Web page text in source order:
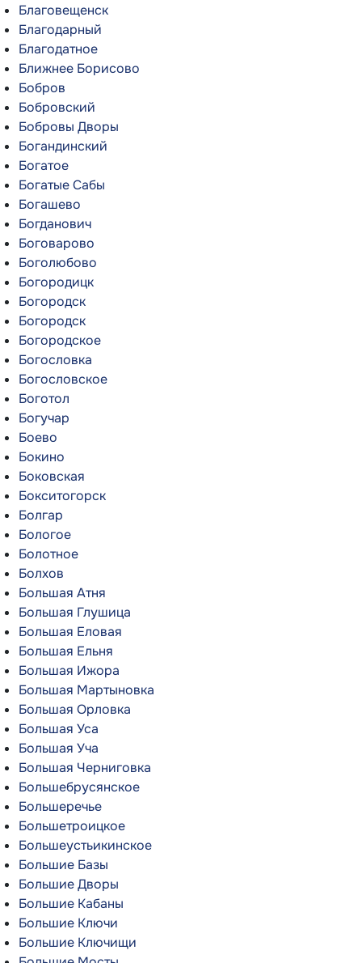
Благовещенск
Благодарный
Благодатное
Ближнее Борисово
Бобров
Бобровский
Бобровы Дворы
Богандинский
Богатое
Богатые Сабы
Богашево
Богданович
Боговарово
Боголюбово
Богородицк
Богородск
Богородск
Богородское
Богословка
Богословское
Боготол
Богучар
Боево
Бокино
Боковская
Бокситогорск
Болгар
Бологое
Болотное
Болхов
Большая Атня
Большая Глушица
Большая Еловая
Большая Ельня
Большая Ижора
Большая Мартыновка
Большая Орловка
Большая Уса
Большая Уча
Большая Черниговка
Большебрусянское
Большеречье
Большетроицкое
Большеустьикинское
Большие Базы
Большие Дворы
Большие Кабаны
Большие Ключи
Большие Ключищи